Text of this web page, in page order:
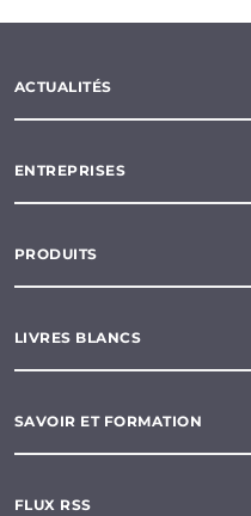
ACTUALITÉS
ENTREPRISES
PRODUITS
LIVRES BLANCS
SAVOIR ET FORMATION
FLUX RSS